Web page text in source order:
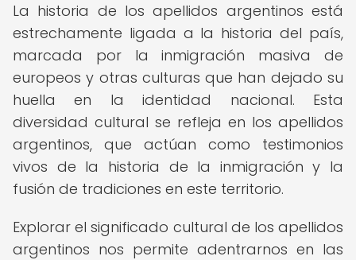
La historia de los apellidos argentinos está
estrechamente ligada a la historia del país,
marcada por la inmigración masiva de
europeos y otras culturas que han dejado su
huella en la identidad nacional. Esta
diversidad cultural se refleja en los apellidos
argentinos, que actúan como testimonios
vivos de la historia de la inmigración y la
fusión de tradiciones en este territorio.
Explorar el significado cultural de los apellidos
argentinos nos permite adentrarnos en las